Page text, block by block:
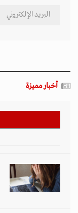
أخبار مميزة